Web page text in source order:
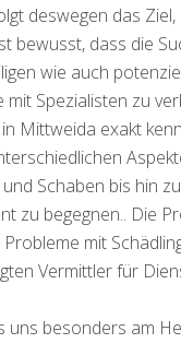
deswegen das Ziel,
bewusst, dass die
wie auch
Spezialisten zu
Mittweida exakt
Schaben bis hin
zu begegnen.. Die
mit
Vermittler für
uns besonders am